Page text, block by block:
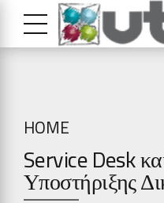
HOME
Service Desk
Υποστήριξης